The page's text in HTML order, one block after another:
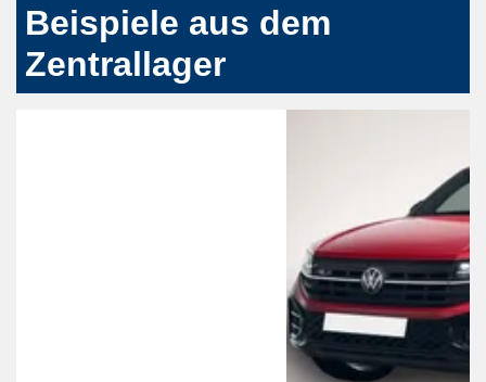
Beispiele aus dem
Zentrallager